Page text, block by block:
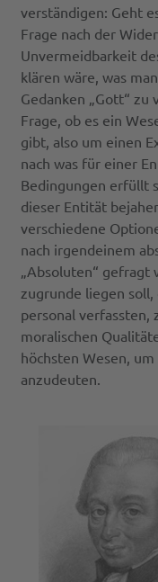
verständigen: Geht
Frage nach der
Unvermeidbarkeit
klären wäre, was
Gedanken „Gott“
Frage, ob es ein
gibt, also um einen
nach was für einer
Bedingungen erfüllt
dieser Entität
verschiedene
nach irgendeinem
„Absoluten“
zugrunde liegen
personal verfassten,
moralischen
höchsten Wesen,
anzudeuten.